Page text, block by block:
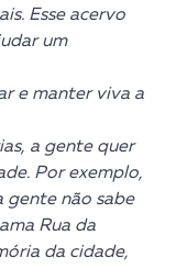
Esse acervo
um
e manter viva a
a gente quer
Por exemplo,
gente não sabe
Rua da
da cidade,